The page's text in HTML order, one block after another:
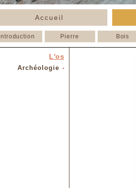
Accueil
Introduction Pierre Bois
L'os
Archéologie